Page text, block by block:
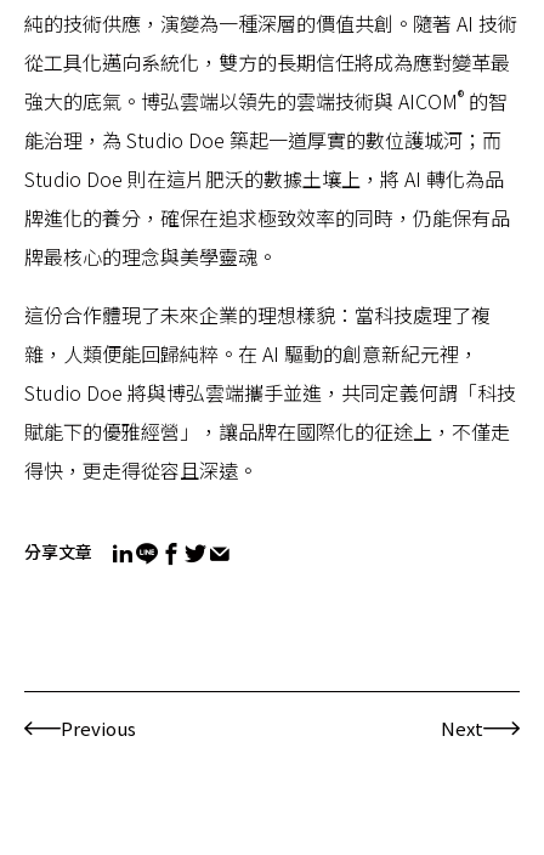
純的技術供應，演變為一種深層的價值共創。隨著 AI 技術
從工具化邁向系統化，雙方的長期信任將成為應對變革最
強大的底氣。博弘雲端以領先的雲端技術與 AICOM® 的智
能治理，為 Studio Doe 築起一道厚實的數位護城河；而
Studio Doe 則在這片肥沃的數據土壤上，將 AI 轉化為品
牌進化的養分，確保在追求極致效率的同時，仍能保有品
牌最核心的理念與美學靈魂。
這份合作體現了未來企業的理想樣貌：當科技處理了複
雜，人類便能回歸純粹。在 AI 驅動的創意新紀元裡，
Studio Doe 將與博弘雲端攜手並進，共同定義何謂「科技
賦能下的優雅經營」，讓品牌在國際化的征途上，不僅走
得快，更走得從容且深遠。
分享文章
Previous Next